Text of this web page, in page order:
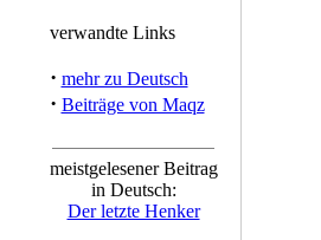
verwandte Links
· mehr zu Deutsch
· Beiträge von Maqz
meistgelesener Beitrag
in Deutsch:
Der letzte Henker